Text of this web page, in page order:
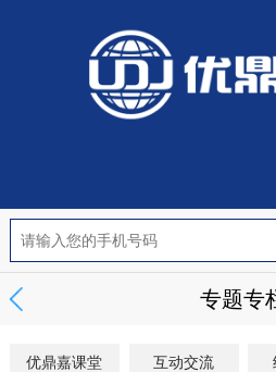
专题专
优鼎嘉课堂 互动交流